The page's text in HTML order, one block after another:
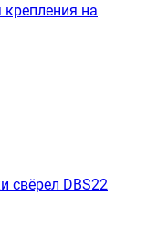
на
свёрел DBS22